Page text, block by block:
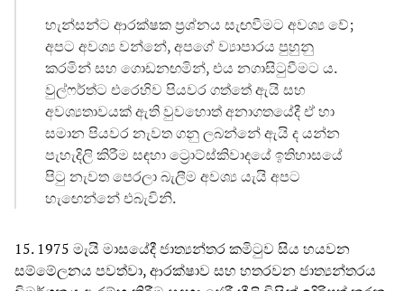
හැන්සන්ට ආරක්ෂක ප්‍රශ්නය සැඟවීමට අවශ්‍ය වේ;
අපට අවශ්‍ය වන්නේ, අපගේ ව්‍යාපාරය පුහුනු
කරමින් සහ ගොඩනඟමින්, එය නගාසිටුවීමට ය.
වුල්ෆර්ත්ට එරෙහිව පියවර ගත්තේ ඇයි සහ
අවශ්‍යතාවයක් ඇති වුවහොත් අනාගතයේදී ඒ හා
සමාන පියවර නැවත ගනු ලබන්නේ ඇයි ද යන්න
පැහැදිලි කිරීම සඳහා ට්‍රොට්ස්කිවාදයේ ඉතිහාසයේ
පිටු නැවත පෙරලා බැලීම අවශ්‍ය යැයි අපට
හැඟෙන්නේ එබැවිනි.
15. 1975 මැයි මාසයේදී ජාත්‍යන්තර කමිටුව සිය හයවන
සම්මේලනය පවත්වා, ආරක්ෂාව සහ හතරවන ජාත්‍යන්තරය